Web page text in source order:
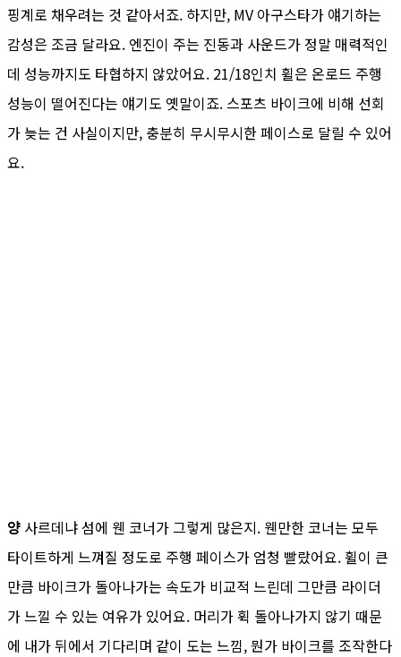
핑계로 채우려는 것 같아서죠. 하지만, MV 아구스타가 얘기하는
감성은 조금 달라요. 엔진이 주는 진동과 사운드가 정말 매력적인
데 성능까지도 타협하지 않았어요. 21/18인치 휠은 온로드 주행
성능이 떨어진다는 얘기도 옛말이죠. 스포츠 바이크에 비해 선회
가 늦는 건 사실이지만, 충분히 무시무시한 페이스로 달릴 수 있어
요.
양 사르데냐 섬에 웬 코너가 그렇게 많은지. 웬만한 코너는 모두
타이트하게 느껴질 정도로 주행 페이스가 엄청 빨랐어요. 휠이 큰
만큼 바이크가 돌아나가는 속도가 비교적 느린데 그만큼 라이더
가 느낄 수 있는 여유가 있어요. 머리가 휙 돌아나가지 않기 때문
에 내가 뒤에서 기다리며 같이 도는 느낌, 뭔가 바이크를 조작한다